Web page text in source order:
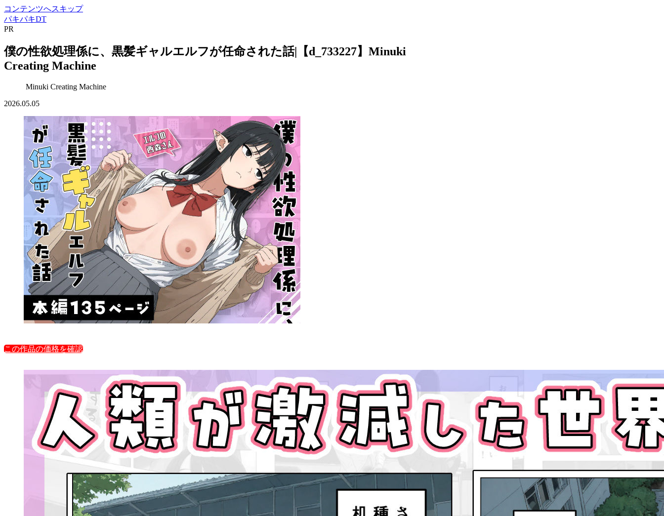
コンテンツへスキップ
パキパキDT
PR
僕の性欲処理係に、黒髪ギャルエルフが任命された話|【d_733227】Minuki
Creating Machine
Minuki Creating Machine
2026.05.05
この作品の価格を確認